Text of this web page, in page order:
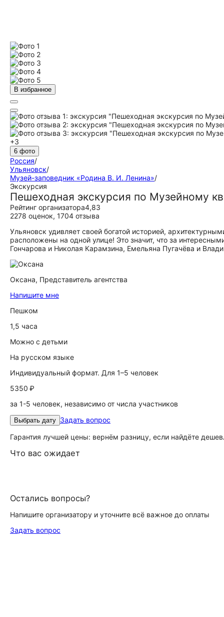
В избранное
+3
6 фото
Россия/
Ульяновск/
Музей-заповедник «Родина В. И. Ленина»/
Экскурсия
Пешеходная экскурсия по Музейному
Рейтинг организатора4,83
2278 оценок, 1704 отзыва
Ульяновск удивляет своей богатой историей,
расположены на одной улице! Это значит, что за
Гончарова и Николая Карамзина, Емельяна Пугачёва и
Оксана, Представитель агентства
Напишите мне
Пешком
1,5 часа
Можно с детьми
На русском языке
Индивидуальный формат. Для 1–5 человек
5350 ₽
за 1-5 человек, независимо от числа участников
Выбрать дату Задать вопрос
Гарантия лучшей цены: вернём разницу, если найдёте
Что вас ожидает
Остались вопросы?
Напишите организатору и уточните всё важное до оплаты
Задать вопрос